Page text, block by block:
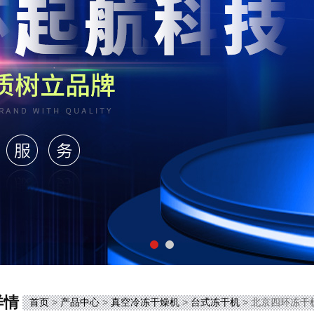
情 首页>产品中心>真空冷冻干燥机>台式冻干机> 北京四环冻干